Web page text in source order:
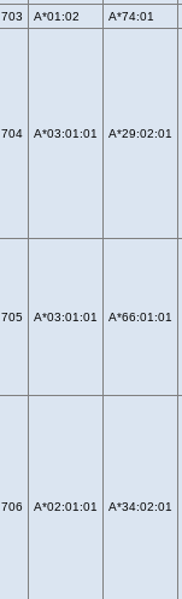
703 A*01:02 A*74:01
704 A*03:01:01 A*29:02:01
705 A*03:01:01 A*66:01:01
706 A*02:01:01 A*34:02:01